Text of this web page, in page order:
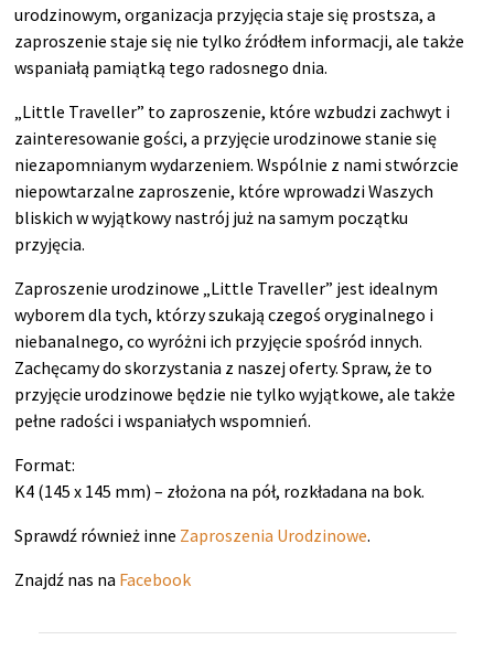
urodzinowym, organizacja przyjęcia staje się prostsza, a
zaproszenie staje się nie tylko źródłem informacji, ale także
wspaniałą pamiątką tego radosnego dnia.
„Little Traveller” to zaproszenie, które wzbudzi zachwyt i
zainteresowanie gości, a przyjęcie urodzinowe stanie się
niezapomnianym wydarzeniem. Wspólnie z nami stwórzcie
niepowtarzalne zaproszenie, które wprowadzi Waszych
bliskich w wyjątkowy nastrój już na samym początku
przyjęcia.
Zaproszenie urodzinowe „Little Traveller” jest idealnym
wyborem dla tych, którzy szukają czegoś oryginalnego i
niebanalnego, co wyróżni ich przyjęcie spośród innych.
Zachęcamy do skorzystania z naszej oferty. Spraw, że to
przyjęcie urodzinowe będzie nie tylko wyjątkowe, ale także
pełne radości i wspaniałych wspomnień.
Format:
K4 (145 x 145 mm) – złożona na pół, rozkładana na bok.
Sprawdź również inne Zaproszenia Urodzinowe.
Znajdź nas na Facebook